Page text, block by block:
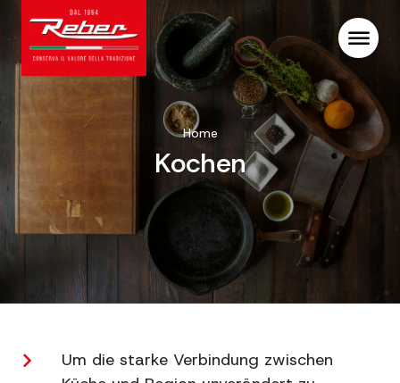
Home
Kochen
Um die starke Verbindung zwischen